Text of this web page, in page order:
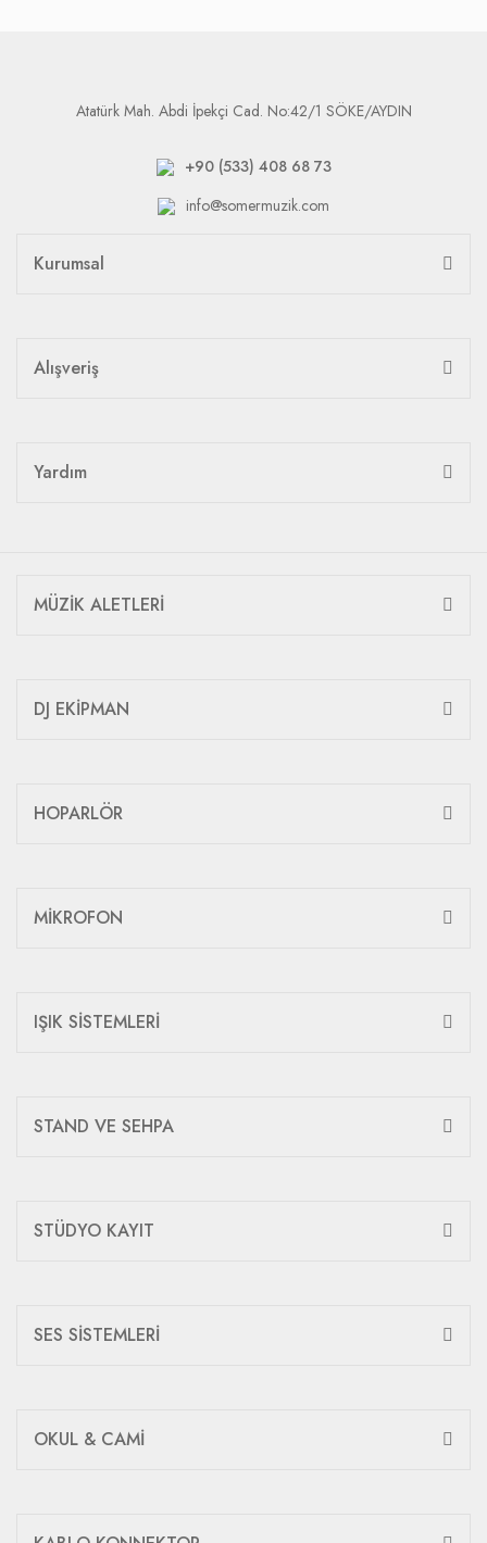
Atatürk Mah. Abdi İpekçi Cad. No:42/1 SÖKE/AYDIN
+90 (533) 408 68 73
info@somermuzik.com
Kurumsal
Alışveriş
Yardım
MÜZİK ALETLERİ
DJ EKİPMAN
HOPARLÖR
MİKROFON
IŞIK SİSTEMLERİ
STAND VE SEHPA
STÜDYO KAYIT
SES SİSTEMLERİ
OKUL & CAMİ